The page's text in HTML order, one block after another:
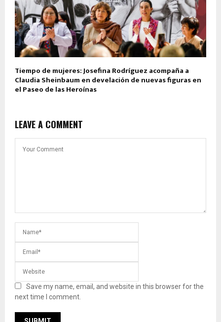
Tiempo de mujeres: Josefina Rodríguez acompaña a
Claudia Sheinbaum en develación de nuevas figuras en
el Paseo de las Heroínas
LEAVE A COMMENT
Save my name, email, and website in this browser for the
next time I comment.